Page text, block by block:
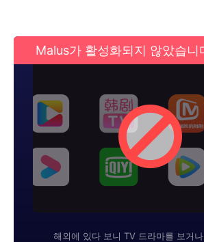
Malus가 활성화되지 않았습니
해외에 있다 보니 TV 드라마를 보거